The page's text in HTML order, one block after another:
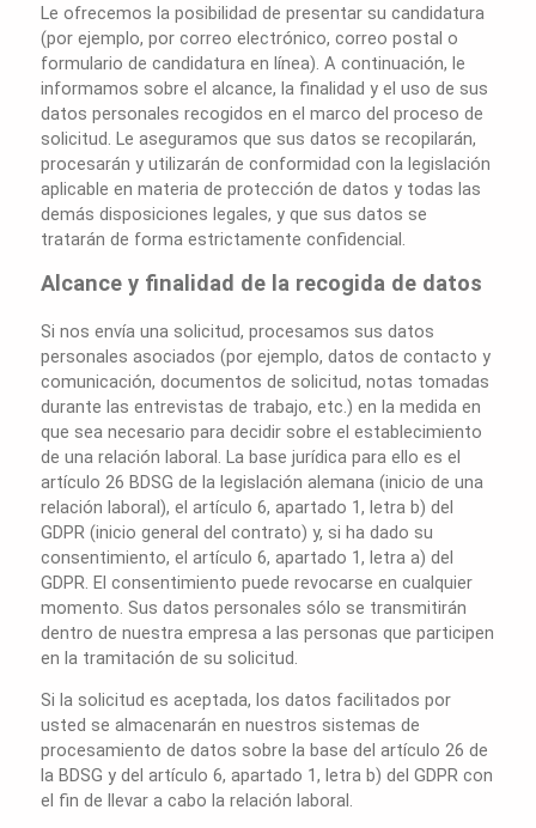
Le ofrecemos la posibilidad de presentar su candidatura
(por ejemplo, por correo electrónico, correo postal o
formulario de candidatura en línea). A continuación, le
informamos sobre el alcance, la finalidad y el uso de sus
datos personales recogidos en el marco del proceso de
solicitud. Le aseguramos que sus datos se recopilarán,
procesarán y utilizarán de conformidad con la legislación
aplicable en materia de protección de datos y todas las
demás disposiciones legales, y que sus datos se
tratarán de forma estrictamente confidencial.
Alcance y finalidad de la recogida de datos
Si nos envía una solicitud, procesamos sus datos
personales asociados (por ejemplo, datos de contacto y
comunicación, documentos de solicitud, notas tomadas
durante las entrevistas de trabajo, etc.) en la medida en
que sea necesario para decidir sobre el establecimiento
de una relación laboral. La base jurídica para ello es el
artículo 26 BDSG de la legislación alemana (inicio de una
relación laboral), el artículo 6, apartado 1, letra b) del
GDPR (inicio general del contrato) y, si ha dado su
consentimiento, el artículo 6, apartado 1, letra a) del
GDPR. El consentimiento puede revocarse en cualquier
momento. Sus datos personales sólo se transmitirán
dentro de nuestra empresa a las personas que participen
en la tramitación de su solicitud.
Si la solicitud es aceptada, los datos facilitados por
usted se almacenarán en nuestros sistemas de
procesamiento de datos sobre la base del artículo 26 de
la BDSG y del artículo 6, apartado 1, letra b) del GDPR con
el fin de llevar a cabo la relación laboral.